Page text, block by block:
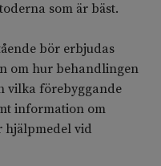
som är bäst.
bör erbjudas
om hur behandlingen
vilka förebyggande
information om
vid